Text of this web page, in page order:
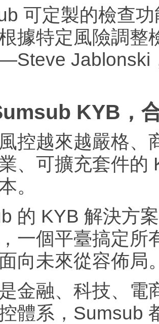
可定製的檢查
據特定風險調整
Jablonski
KYB，
控越來越嚴格、
、可擴充套件的
。
的 KYB 解決方
一個平臺搞定所
向未來從容佈局
金融、科技、電
體系，Sumsub